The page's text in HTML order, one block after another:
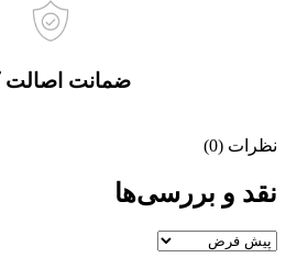
ضمانت اصالت
نظرات (0)
نقد و بررسی‌ها